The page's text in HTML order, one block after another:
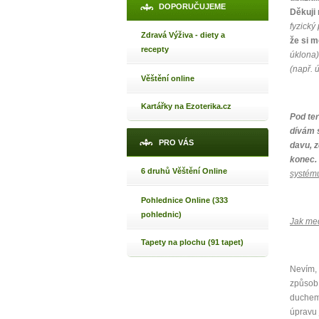
DOPORUČUJEME
Zdravá Výživa - diety a
recepty
Věštění online
Kartářky na Ezoterika.cz
PRO VÁS
6 druhů Věštění Online
Pohlednice Online (333
pohlednic)
Tapety na plochu (91 tapet)
Děkuji
fyzický
že si
(např.
Pod
dívám
davu,
konec.
Jak
úpravu